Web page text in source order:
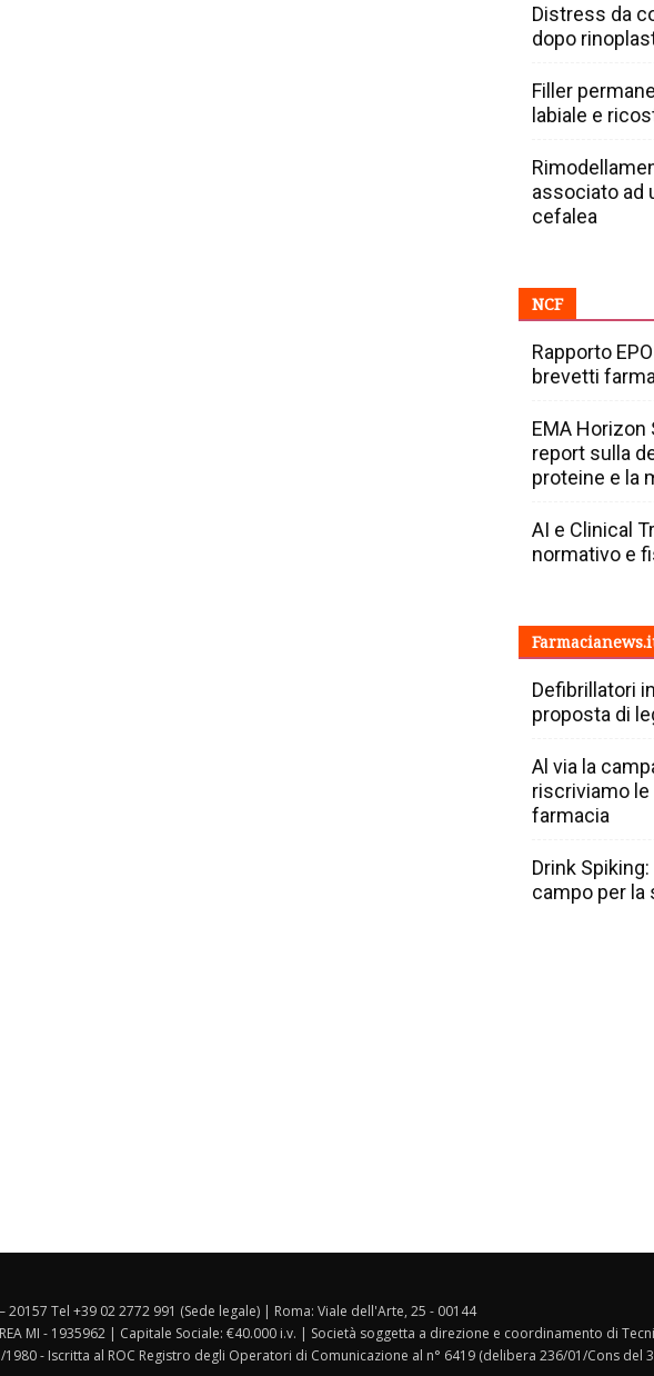
Distress da
dopo
Filler
labiale e
associato ad
cefalea
NCF
Rapporto
brevetti
EMA Horizon
report sulla
proteine e la
AI e Clinical
normativo e
Defibrillatori
proposta di
Al via la
riscriviamo le
farmacia
Drink
campo per
Tel +39 02 2772 991 (Sede legale) | Roma: Viale dell'Arte, 25 - 00144
MI - 1935962 | Capitale Sociale: €40.000 i.v. | Società soggetta a direzione e coordinamento di
- Iscritta al ROC Registro degli Operatori di Comunicazione al n° 6419 (delibera 236/01/Cons del